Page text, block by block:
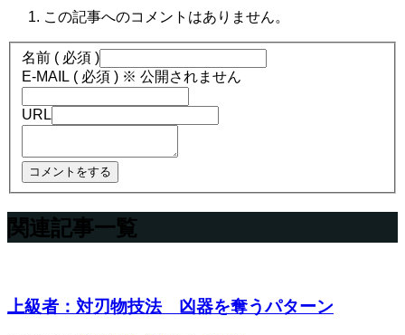
この記事へのコメントはありません。
名前 ( 必須 )
E-MAIL ( 必須 ) ※ 公開されません
URL
関連記事一覧
上級者：対刃物技法 凶器を奪うパターン